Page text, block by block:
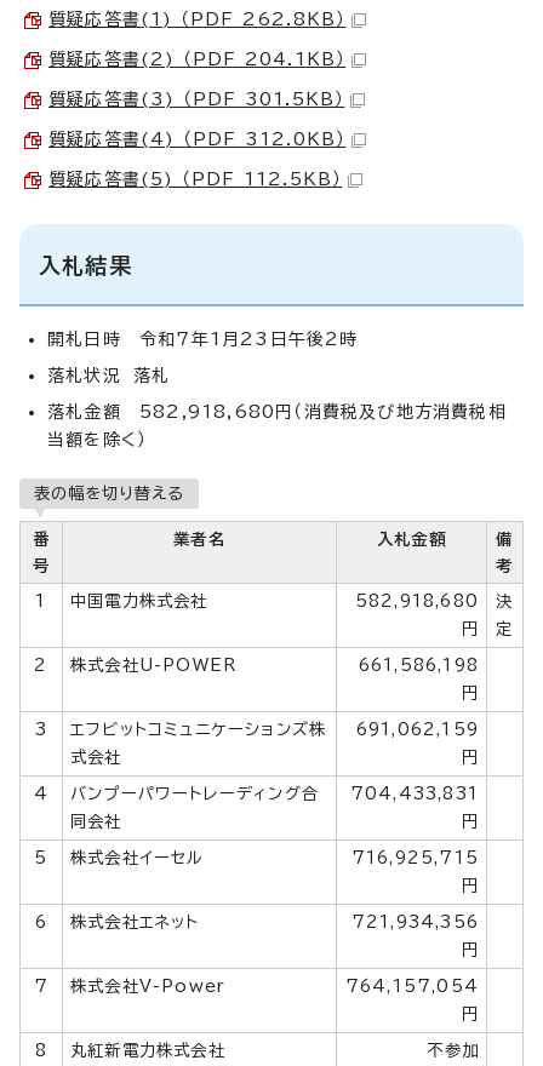
質疑応答書(1) （PDF 262.8KB）
質疑応答書(2) （PDF 204.1KB）
質疑応答書(3) （PDF 301.5KB）
質疑応答書(4) （PDF 312.0KB）
質疑応答書(5) （PDF 112.5KB）
入札結果
開札日時 令和7年1月23日午後2時
落札状況 落札
落札金額 582,918,680円（消費税及び地方消費税相
当額を除く）
表の幅を切り替える
番
号
業者名 入札金額
備
考
1 中国電力株式会社
582,918,680
円
決
定
2 株式会社U-POWER
661,586,198
円
3
エフビットコミュニケーションズ株
式会社
691,062,159
円
4
バンプーパワートレーディング合
同会社
704,433,831
円
5 株式会社イーセル
716,925,715
円
6 株式会社エネット
721,934,356
円
7 株式会社V-Power
764,157,054
円
8 丸紅新電力株式会社 不参加